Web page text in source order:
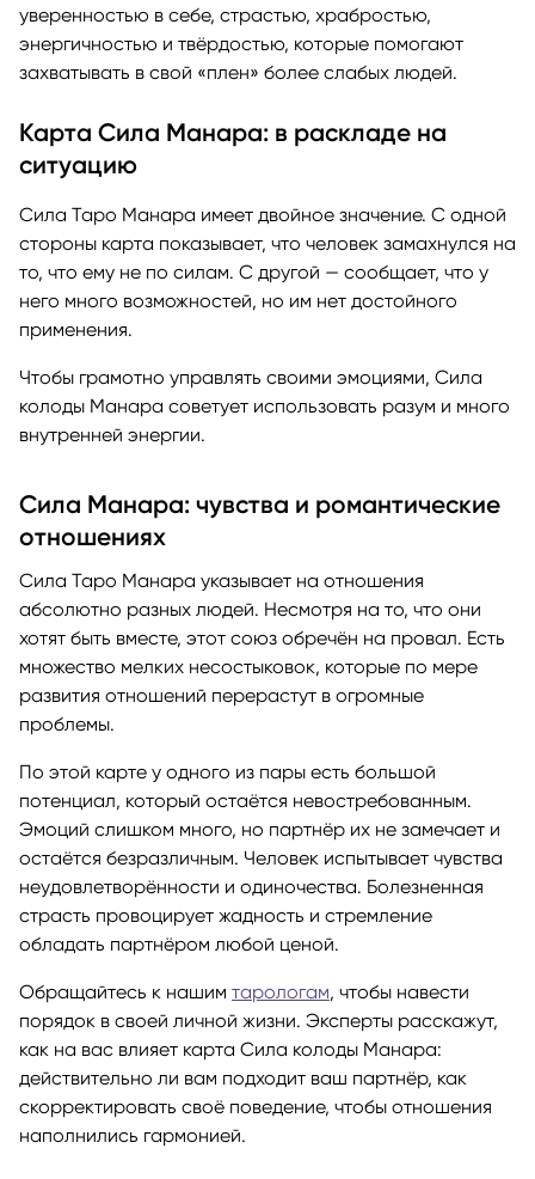
уверенностью в себе, страстью, храбростью,
энергичностью и твёрдостью, которые помогают
захватывать в свой «плен» более слабых людей.
Карта Сила Манара: в раскладе на
ситуацию
Сила Таро Манара имеет двойное значение. С одной
стороны карта показывает, что человек замахнулся на
то, что ему не по силам. С другой — сообщает, что у
него много возможностей, но им нет достойного
применения.
Чтобы грамотно управлять своими эмоциями, Сила
колоды Манара советует использовать разум и много
внутренней энергии.
Сила Манара: чувства и романтические
отношениях
Сила Таро Манара указывает на отношения
абсолютно разных людей. Несмотря на то, что они
хотят быть вместе, этот союз обречён на провал. Есть
множество мелких несостыковок, которые по мере
развития отношений перерастут в огромные
проблемы.
По этой карте у одного из пары есть большой
потенциал, который остаётся невостребованным.
Эмоций слишком много, но партнёр их не замечает и
остаётся безразличным. Человек испытывает чувства
неудовлетворённости и одиночества. Болезненная
страсть провоцирует жадность и стремление
обладать партнёром любой ценой.
Обращайтесь к нашим тарологам, чтобы навести
порядок в своей личной жизни. Эксперты расскажут,
как на вас влияет карта Сила колоды Манара:
действительно ли вам подходит ваш партнёр, как
скорректировать своё поведение, чтобы отношения
наполнились гармонией.